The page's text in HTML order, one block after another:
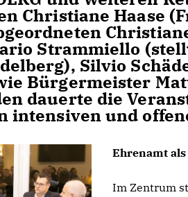
Christiane Haase
Strammiello
Silvio
Bürgermeister
dauerte die
intensiven und
Ehrenamt
Im Zentrum